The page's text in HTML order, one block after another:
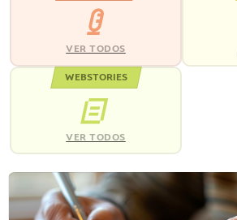
VER TODOS
WEBSTORIES
VER TODOS